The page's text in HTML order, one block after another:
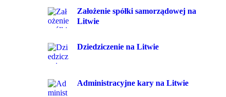
Założenie spółki samorządowej na
Litwie
Dziedziczenie na Litwie
Administracyjne kary na Litwie